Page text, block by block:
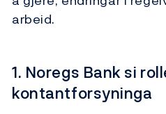
arbeid.
1. Noregs Bank si
kontantforsyninga